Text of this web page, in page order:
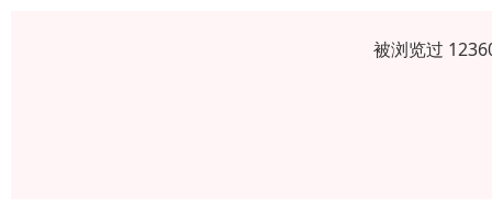
被浏览过